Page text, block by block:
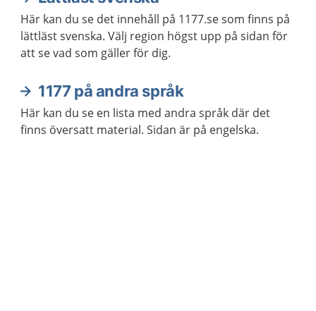
Här kan du se det innehåll på 1177.se som finns på
lättläst svenska. Välj region högst upp på sidan för
att se vad som gäller för dig.
1177 på andra språk
Här kan du se en lista med andra språk där det
finns översatt material. Sidan är på engelska.